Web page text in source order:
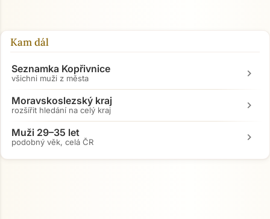
Kam dál
Seznamka Kopřivnice
všichni muži z města chevron_right
Moravskoslezský kraj
rozšířit hledání na celý kraj chevron_right
Muži 29–35 let
podobný věk, celá ČR chevron_right